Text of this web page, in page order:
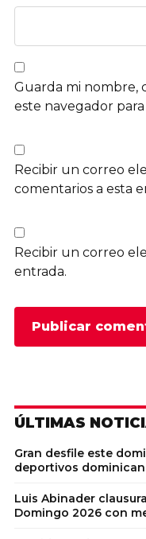
Guarda mi nombre,
este navegador
Recibir un correo
comentarios a esta
Recibir un correo
entrada.
ÚLTIMAS
Gran desfile este
deportivos
Luis Abinader
Domingo 2026 con